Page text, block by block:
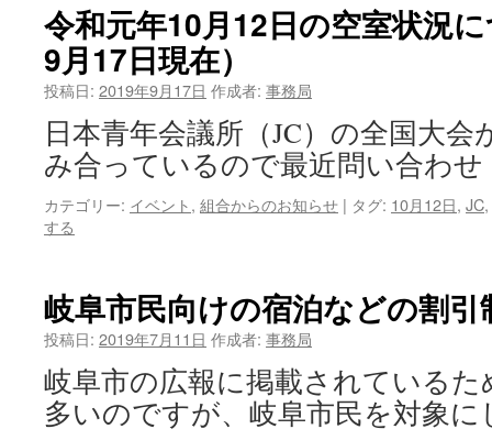
令和元年10月12日の空室状況
9月17日現在）
投稿日: 2019年9月17日 作成者: 事務局
日本青年会議所（JC）の全国大
み合っているので最近問い合わ
カテゴリー: イベント, 組合からのお知らせ | タグ: 10月12日, JC,
する
岐阜市民向けの宿泊などの割
投稿日: 2019年7月11日 作成者: 事務局
岐阜市の広報に掲載されている
多いのですが、岐阜市民を対象